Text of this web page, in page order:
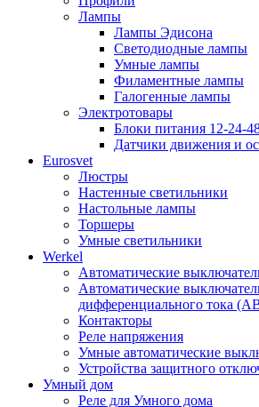
Лампы
Лампы Эдисона
Светодиодные лампы
Умные лампы
Филаментные лампы
Галогенные лампы
Электротовары
Блоки питания 12-24-
Датчики движения и
Eurosvet
Люстры
Настенные светильники
Настольные лампы
Торшеры
Умные светильники
Werkel
Автоматические
Автоматические
дифференциального тока
Контакторы
Реле напряжения
Умные автоматические
Устройства защитного
Умный дом
Реле для Умного дома